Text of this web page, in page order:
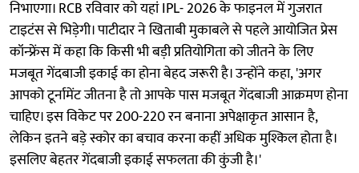
निभाएगा। RCB रविवार को यहां IPL- 2026 के फाइनल में गुजरात
टाइटंस से भिड़ेगी। पाटीदार ने खिताबी मुकाबले से पहले आयोजित प्रेस
कॉन्फ्रेंस में कहा कि किसी भी बड़ी प्रतियोगिता को जीतने के लिए
मजबूत गेंदबाजी इकाई का होना बेहद जरूरी है। उन्होंने कहा, 'अगर
आपको टूर्नामेंट जीतना है तो आपके पास मजबूत गेंदबाजी आक्रमण होना
चाहिए। इस विकेट पर 200-220 रन बनाना अपेक्षाकृत आसान है,
लेकिन इतने बड़े स्कोर का बचाव करना कहीं अधिक मुश्किल होता है।
इसलिए बेहतर गेंदबाजी इकाई सफलता की कुंजी है।'